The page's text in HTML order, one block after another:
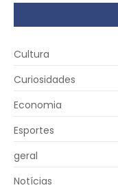
Cultura
Curiosidades
Economia
Esportes
geral
Notícias